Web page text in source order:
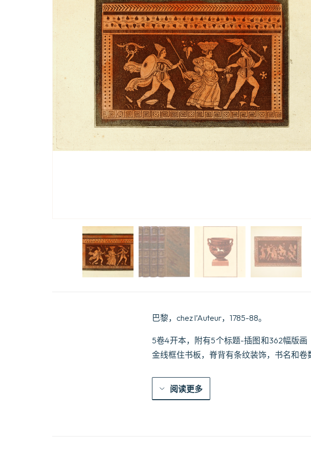
巴黎，chez l’Auteur，1785-88。
5卷4开本，附有5个标题-插图和362幅版
金线框住书板，脊背有条纹装饰，书名和卷
阅读更多